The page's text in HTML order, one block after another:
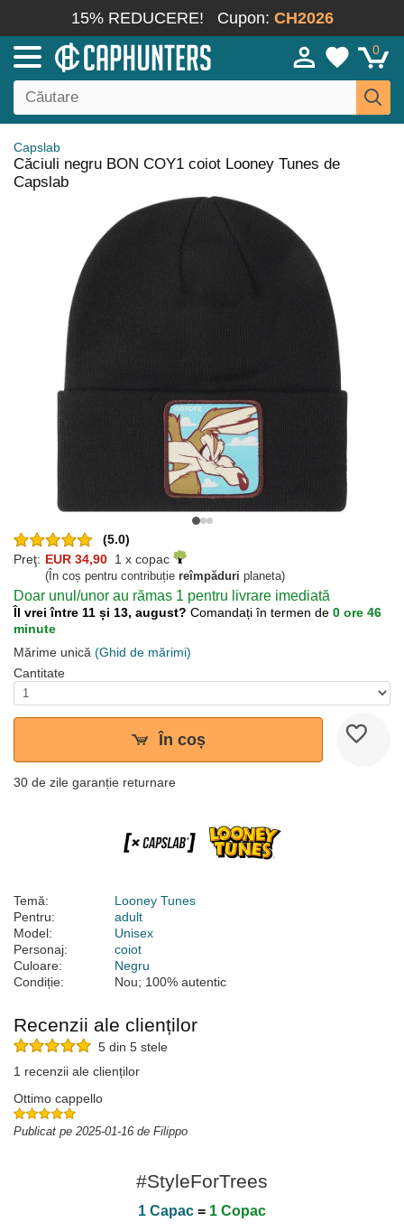
15% REDUCERE! Cupon: CH2026
0
Capslab
Căciuli negru BON COY1 coiot Looney Tunes de
Capslab
(5.0)
Preţ: EUR 34,90 1 x copac
(În coș pentru contribuție reîmpăduri planeta)
Doar unul/unor au rămas 1 pentru livrare imediată
Îl vrei între 11 și 13, august? Comandați în termen de 0 ore 46
minute
Mărime unică (Ghid de mărimi)
Cantitate
În coș
30 de zile garanție returnare
Temă:
Looney Tunes
Pentru:
adult
Model:
Unisex
Personaj:
coiot
Culoare:
Negru
Condiție:
Nou; 100% autentic
Recenzii ale clienților
5 din 5 stele
1 recenzii ale clienților
Ottimo cappello
Publicat pe 2025-01-16 de Filippo
#StyleForTrees
1 Capac = 1 Copac